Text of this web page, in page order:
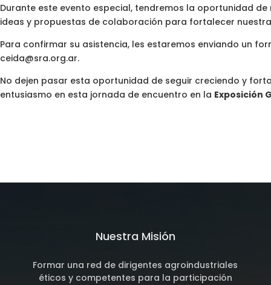
Durante este evento especial, tendremos la oportunidad
ideas y propuestas de colaboración para fortalecer
Para confirmar su asistencia, les estaremos enviando un
ceida@sra.org.ar.
No dejen pasar esta oportunidad de seguir creciendo y
entusiasmo en esta jornada de encuentro en la Exposición
Nuestra Misión
Formar una red de dirigentes agroindustriales
éticos y competentes para la participación